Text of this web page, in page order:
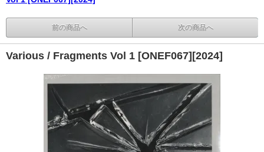
前の商品へ 次の商品へ
Various / Fragments Vol 1 [ONEF067][2024]